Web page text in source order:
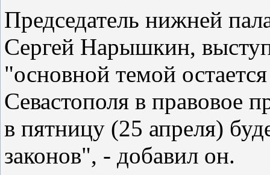
Председатель нижней
Сергей Нарышкин,
"основной темой
Севастополя в правовое
в пятницу (25 апреля)
законов", - добавил он.